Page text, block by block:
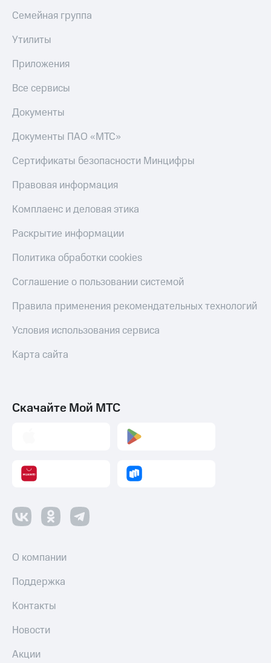
Семейная группа
Утилиты
Приложения
Все сервисы
Документы
Документы ПАО «МТС»
Сертификаты безопасности Минцифры
Правовая информация
Комплаенс и деловая этика
Раскрытие информации
Политика обработки cookies
Соглашение о пользовании системой
Правила применения рекомендательных технологий
Условия использования сервиса
Карта сайта
Скачайте Мой МТС
О компании
Поддержка
Контакты
Новости
Акции